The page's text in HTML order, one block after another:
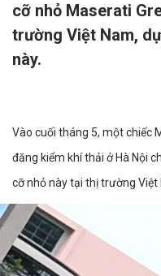
cỡ nhỏ Maserati
trường Việt Nam,
này.
Vào cuối tháng 5, một chiếc
đăng kiểm khí thải ở Hà Nội
cỡ nhỏ này tại thị trường Việt